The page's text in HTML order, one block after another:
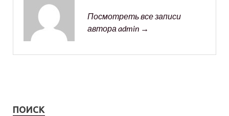
Посмотреть все записи
автора admin →
ПОИСК